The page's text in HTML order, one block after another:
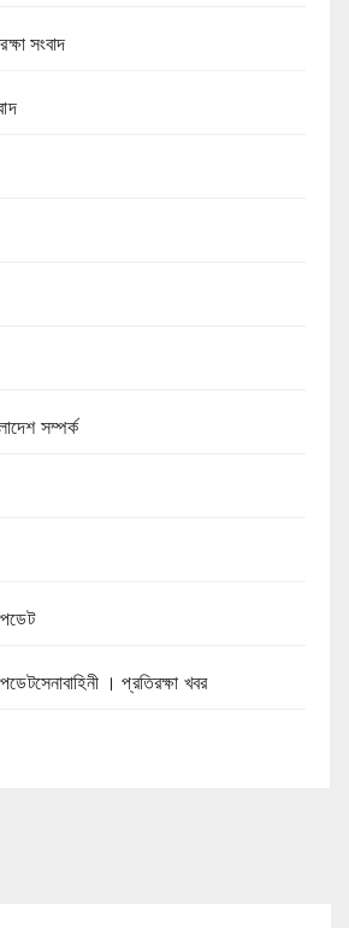
সংবাদ
সম্পর্ক
। প্রতিরক্ষা খবর